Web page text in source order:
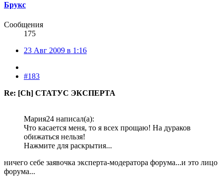
Брукс
Сообщения
175
23 Авг 2009 в 1:16
#183
Re: [Ch] СТАТУС ЭКСПЕРТА
Мария24 написал(а):
Что касается меня, то я всех прощаю! На дураков
обижаться нельзя!
Нажмите для раскрытия...
ничего себе заявочка эксперта-модератора форума...и это лицо
форума...